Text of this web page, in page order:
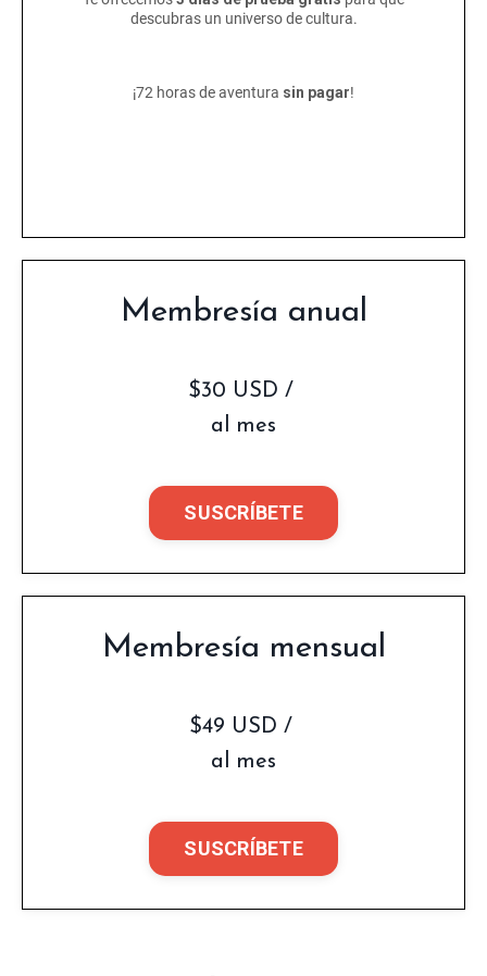
descubras un universo de cultura.
¡72 horas de aventura sin pagar!
Membresía anual
$30 USD /
al mes
SUSCRÍBETE
Membresía mensual
$49 USD /
al mes
SUSCRÍBETE